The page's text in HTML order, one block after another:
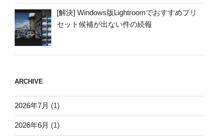
[解決] Windows版Lightroomでおすすめプリ
セット候補が出ない件の続報
ARCHIVE
2026年7月 (1)
2026年6月 (1)